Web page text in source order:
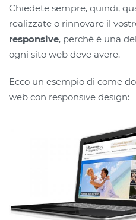
Chiedete sempre, quindi,
realizzate o rinnovare il
responsive, perchè è una
ogni sito web deve avere.
Ecco un esempio di come
web con responsive design: